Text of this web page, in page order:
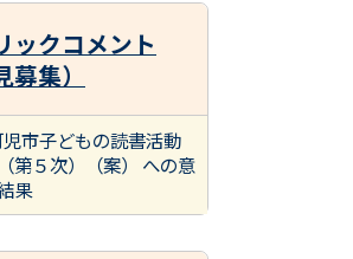
ックコメント
募集）
市子どもの読書活動
第５次）（案） への意
果